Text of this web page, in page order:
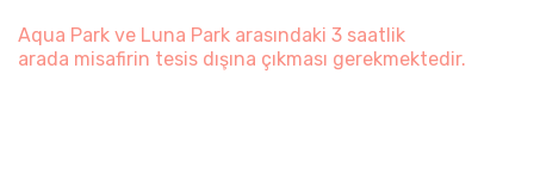
Aqua Park ve Luna Park arasındaki 3 saatlik
arada misafirin tesis dışına çıkması gerekmektedir.